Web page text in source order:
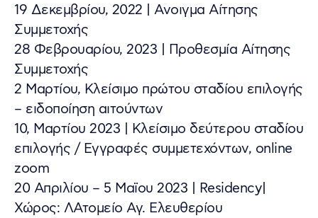
19 Δεκεμβρίου, 2022 | Ανοιγμα Αίτησης
Συμμετοχής
28 Φεβρουαρίου, 2023 | Προθεσμία Αίτησης
Συμμετοχής
2 Μαρτίου, Κλείσιμο πρώτου σταδίου επιλογής
– ειδοποίηση αιτούντων
10, Μαρτίου 2023 | Κλείσιμο δεύτερου σταδίου
επιλογής / Εγγραφές συμμετεχόντων, online
zoom
20 Aπριλίου – 5 Μαϊου 2023 | Residency|
Χώρος: ΛΑτομείο Αγ. Ελευθερίου